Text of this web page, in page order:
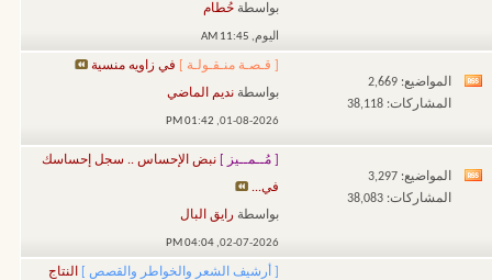
بواسطة حُطام
اليوم, 11:45 AM
مشاهدة
هذا
المنتدى
المواضيع: 2,669
المشاركات: 38,118
[ قـصـة منـقـولـة ] في زاويه منسية
بواسطة نديم الماضي
01-08-2026,
01:42 PM
مشاهدة
المواضيع: 3,297
المشاركات: 38,083
[ مُــمــيز ] نبض الإحساس .. سجل إحساسك
في...
بواسطة رايق البال
02-07-2026,
04:04 PM
[ أرشيف الشعر والخواطر والقصص ] النتاج